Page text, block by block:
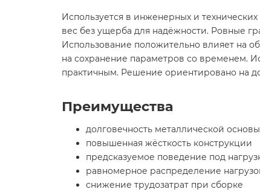
Используется в инженерных и
вес без ущерба для надёжности. Ровные
Использование положительно влияет на
на сохранение параметров со временем.
практичным. Решение ориентировано на
Преимущества
долговечность металлической основы
повышенная жёсткость конструкции
предсказуемое поведение под
равномерное распределение
снижение трудозатрат при сборке